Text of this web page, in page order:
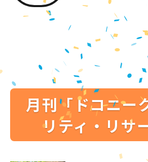
月刊「ドコニー
リティ・リサ